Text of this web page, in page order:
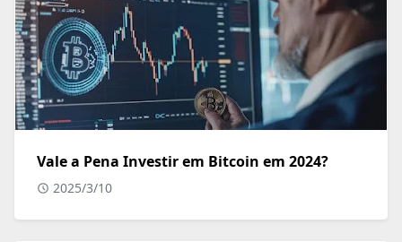
Vale a Pena Investir em Bitcoin em 2024?
2025/3/10